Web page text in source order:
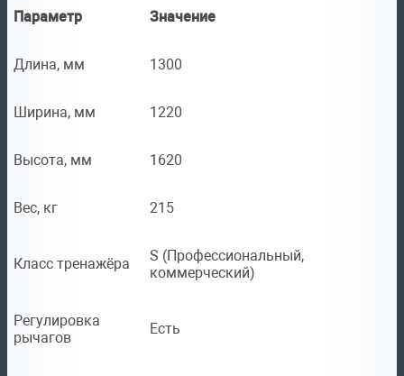
Параметр Значение
Длина, мм 1300
Ширина, мм 1220
Высота, мм 1620
Вес, кг 215
Класс тренажёра
S (Профессиональный,
коммерческий)
Регулировка
рычагов
Есть